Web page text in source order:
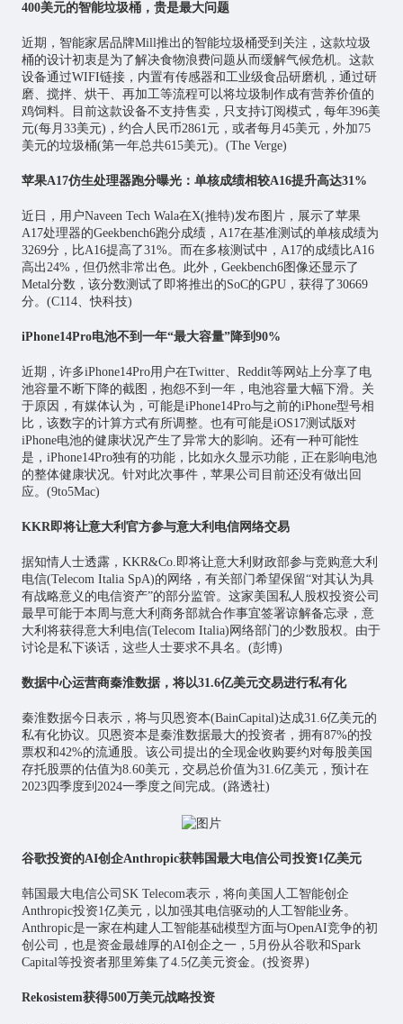
400美元的智能垃圾桶，贵是最大问题
近期， 智能家居品牌Mill推出的智能垃圾桶受到关注，这款垃圾
桶的设计初衷是为了解决食物浪费问题从而缓解气候危机。这款
设备通过WIFI链接，内置有传感器和工业级食品研磨机，通过研
磨、搅拌、烘干、再加工等流程可以将垃圾制作成有营养价值的
鸡饲料。目前这款设备不支持售卖，只支持订阅模式，每年396美
元(每月33美元)，约合人民币2861元，或者每月45美元，外加75
美元的垃圾桶(第一年总共615美元)。(The Verge)
苹果A17仿生处理器跑分曝光：单核成绩相较A16提升高达31%
近日，用户Naveen Tech Wala在X(推特)发布图片，展示了苹果
A17处理器的Geekbench6跑分成绩，A17在基准测试的单核成绩为
3269分，比A16提高了31%。而在多核测试中，A17的成绩比A16
高出24%，但仍然非常出色。此外，Geekbench6图像还显示了
Metal分数，该分数测试了即将推出的SoC的GPU，获得了30669
分。(C114、快科技)
iPhone14Pro电池不到一年“最大容量”降到90%
近期，许多iPhone14Pro用户在Twitter、Reddit等网站上分享了电
池容量不断下降的截图，抱怨不到一年，电池容量大幅下滑。关
于原因，有媒体认为，可能是iPhone14Pro与之前的iPhone型号相
比，该数字的计算方式有所调整。也有可能是iOS17测试版对
iPhone电池的健康状况产生了异常大的影响。还有一种可能性
是，iPhone14Pro独有的功能，比如永久显示功能，正在影响电池
的整体健康状况。针对此次事件，苹果公司目前还没有做出回
应。(9to5Mac)
KKR即将让意大利官方参与意大利电信网络交易
据知情人士透露，KKR&Co.即将让意大利财政部参与竞购意大利
电信(Telecom Italia SpA)的网络，有关部门希望保留“对其认为具
有战略意义的电信资产”的部分监管。这家美国私人股权投资公司
最早可能于本周与意大利商务部就合作事宜签署谅解备忘录，意
大利将获得意大利电信(Telecom Italia)网络部门的少数股权。由于
讨论是私下谈话，这些人士要求不具名。(彭博)
数据中心运营商秦淮数据，将以31.6亿美元交易进行私有化
秦淮数据今日表示，将与贝恩资本(BainCapital)达成31.6亿美元的
私有化协议。贝恩资本是秦淮数据最大的投资者，拥有87%的投
票权和42%的流通股。该公司提出的全现金收购要约对每股美国
存托股票的估值为8.60美元，交易总价值为31.6亿美元，预计在
2023四季度到2024一季度之间完成。(路透社)
谷歌投资的AI创企Anthropic获韩国最大电信公司投资1亿美元
韩国最大电信公司SK Telecom表示，将向美国人工智能创企
Anthropic投资1亿美元，以加强其电信驱动的人工智能业务。
Anthropic是一家在构建人工智能基础模型方面与OpenAI竞争的初
创公司，也是资金最雄厚的AI创企之一，5月份从谷歌和Spark
Capital等投资者那里筹集了4.5亿美元资金。(投资界)
Rekosistem获得500万美元战略投资